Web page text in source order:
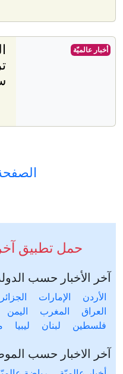
أخبار عالميّة
حمل تطبيق
آخر الأخبار حسب
الأردن الإمارات الجزائر
العراق
المغرب اليمن
فلسطين
لبنان ليبيا
آخر الاخبار حسب